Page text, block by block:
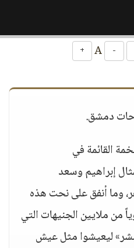
-
+
دمشق.
القائمة في
إبراهيم وسعد
وما أنفق على نحت هذه
من ملايين الجنيهات التي
ليعيشوا مثل عيش